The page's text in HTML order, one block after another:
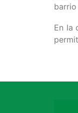
En la